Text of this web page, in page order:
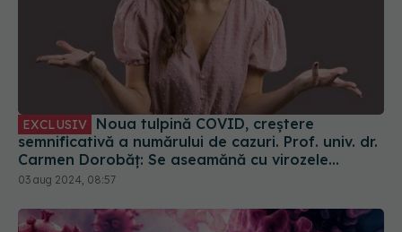
semnificativă a numărului de cazuri. Prof. univ. dr.
Carmen Dorobăț: Se aseamănă cu virozele
respiratorii. Nu necesită tratament simptomatic
03 aug 2024, 08:57